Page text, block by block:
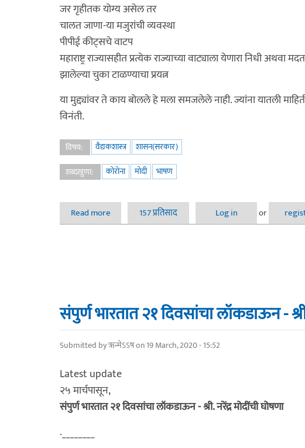
जर गृहीतक योग्य असेल तर
चालत जाणा-या मजुरांची व्यवस्था
पीपीई कीट्सचे वाटप
महाराष्ट्र राज्यासहीत प्रत्येक राज्याच्या वाट्याला येणारा निधी अथवा
झालेल्या चुका टाळण्याचा प्रयत्न
या मुद्द्यांवर ते काय बोलले हे मला समजलेले नाही. ज्यांना यातली
विनंती.
विषय: वैद्यकशास्त्र
शासन(सरकार)
शब्दखुणा:
कोरोना मोदी भाषण
Read more about आदरणिय श्री मोदीजींचे कालचे भाषण
157 प्रतिसाद Log in or
संपुर्ण भारतात २१ दिवसांचा लॉकडाऊन -
Submitted byऋन्मेऽऽषon 19 March, 2020 - 15:52
Latest update
२५ मार्चपासून,
संपुर्ण भारतात २१ दिवसांचा लॉकडाऊन - श्री. नरेंद्र मोदींची घोषणा
.________